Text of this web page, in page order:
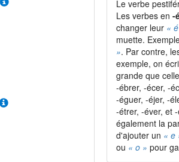
Le verbe
Les verbes en -
changer leur «
muette.
». Par contre,
exemple, on
grande que
-ébrer, -écer, -
-éguer, -éjer, -
-étrer, -éver, et
également la
d'ajouter un « e
ou « o » pour